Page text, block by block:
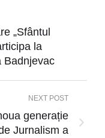
„Sfântul
la
Badnjevac
NEXT POST
generație
Jurnalism a